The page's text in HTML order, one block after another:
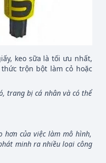
keo sữa là tối ưu nhất,
trộn bột làm cỏ hoặc
trang bị cá nhân và có thể
hơn của việc làm mô hình,
minh ra nhiều loại công